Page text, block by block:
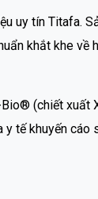
uy tín Titafa.
khắt khe về
(chiết xuất
tế khuyến